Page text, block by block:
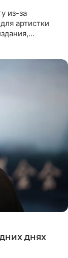
из-за
артистки
днях